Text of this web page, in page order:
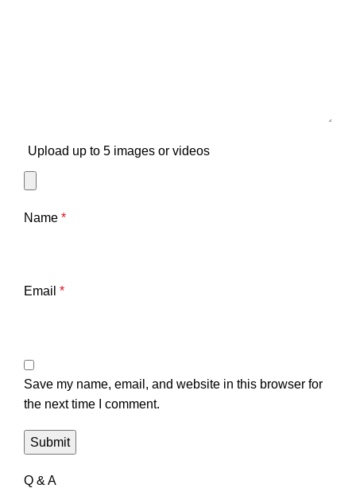
Upload up to 5 images or videos
Name *
Email *
Save my name, email, and website in this browser for
the next time I comment.
Q & A